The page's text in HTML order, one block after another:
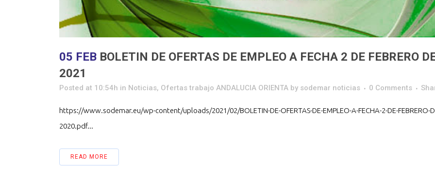
05 FEB BOLETIN DE OFERTAS DE EMPLEO A FECHA 2 DE FEBRERO
2021
Posted at 10:54h in Noticias, Ofertas trabajo ANDALUCIA ORIENTA by sodemar noticias 0 Comments
https://www.sodemar.eu/wp-content/uploads/2021/02/BOLETIN-DE-OFERTAS-DE-EMPLEO-A-FECHA-2-DE-FEBRERO-
2020.pdf...
READ MORE